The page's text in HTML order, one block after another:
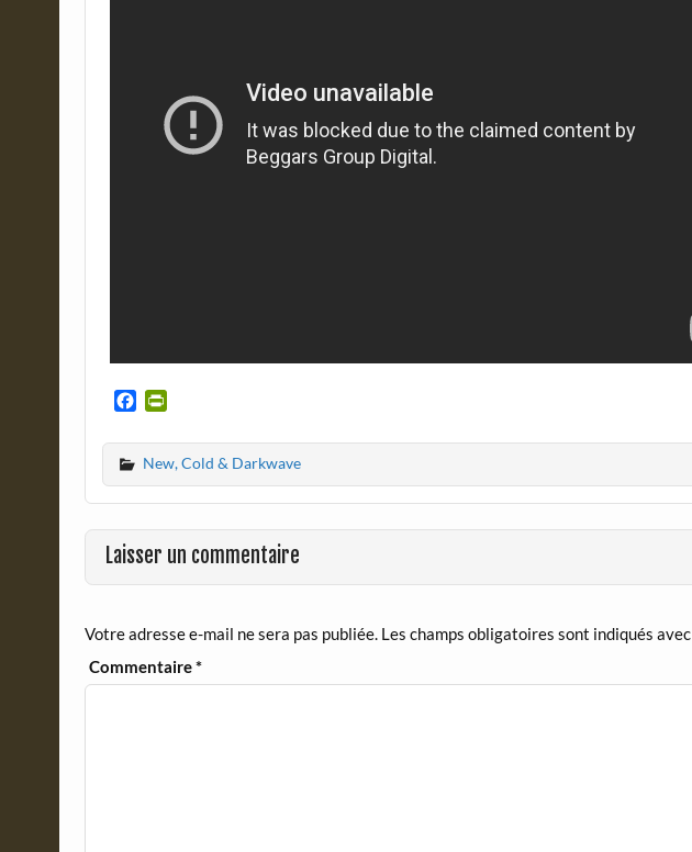
c
e
b
o
o
k
i
n
t
F
r
i
l
y
New, Cold & Darkwave
Laisser un commentaire
Votre adresse e-mail ne sera pas publiée. Les champs obligatoires sont indiqués avec
Commentaire*